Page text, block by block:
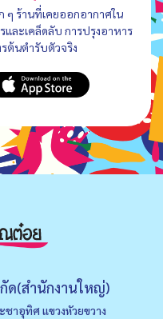
ๆ ร้านที่เคยออกอากาศใน
ละเคล็ดลับ การปรุงอาหาร
รต้นตำรับตัวจริง
ด(สำนักงานใหญ่)
าอุทิศ แขวงหัวยขวาง